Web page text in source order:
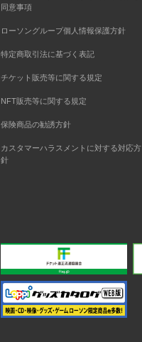
同意事項
ローソングループ個人情報保護方針
特定商取引法に基づく表記
チケット販売等に関する規定
NFT販売等に関する規定
保険商品の勧誘方針
カスタマーハラスメントに対する対応方
針